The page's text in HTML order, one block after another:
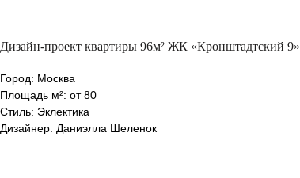
Дизайн-проект квартиры 96м² ЖК «Кронштадтский 9»
Город: Москва
Площадь м²: от 80
Стиль: Эклектика
Дизайнер: Даниэлла Шеленок